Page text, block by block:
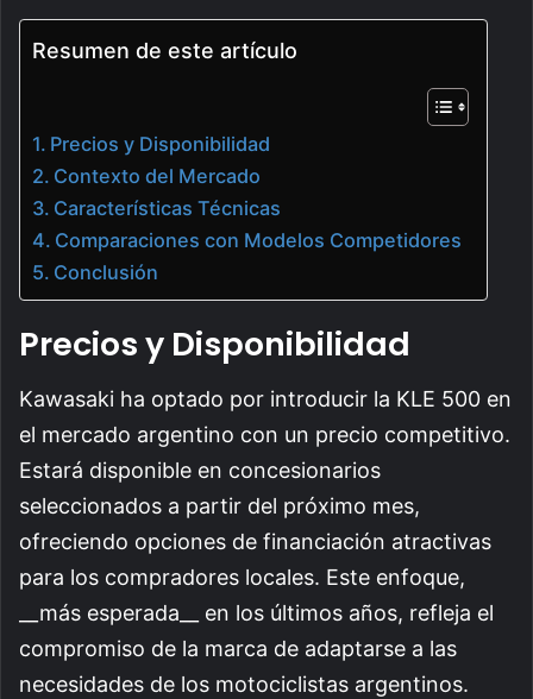
Resumen de este artículo
Precios y Disponibilidad
Contexto del Mercado
Características Técnicas
Comparaciones con Modelos Competidores
Conclusión
Precios y Disponibilidad
Kawasaki ha optado por introducir la KLE 500 en
el mercado argentino con un precio competitivo.
Estará disponible en concesionarios
seleccionados a partir del próximo mes,
ofreciendo opciones de financiación atractivas
para los compradores locales. Este enfoque,
__más esperada__ en los últimos años, refleja el
compromiso de la marca de adaptarse a las
necesidades de los motociclistas argentinos.